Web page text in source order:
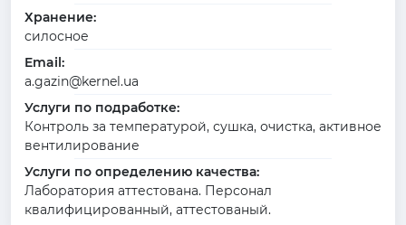
Хранение:
силосное
Email:
a.gazin@kernel.ua
Услуги по подработке:
Контроль за температурой, сушка, очистка, активное
вентилирование
Услуги по определению качества:
Лаборатория аттестована. Персонал
квалифицированный, аттестованый.